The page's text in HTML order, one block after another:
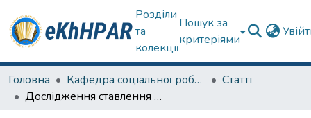
Розділи
та
колекції
Пошук за
критеріями
Головна Кафедра соціальної роботи
Статті
Дослідження ставлення суспільства до гендерномаркованих професій на прикладі жінок- військовослужбовиць